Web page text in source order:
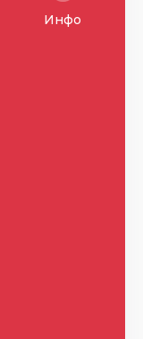
Инфо